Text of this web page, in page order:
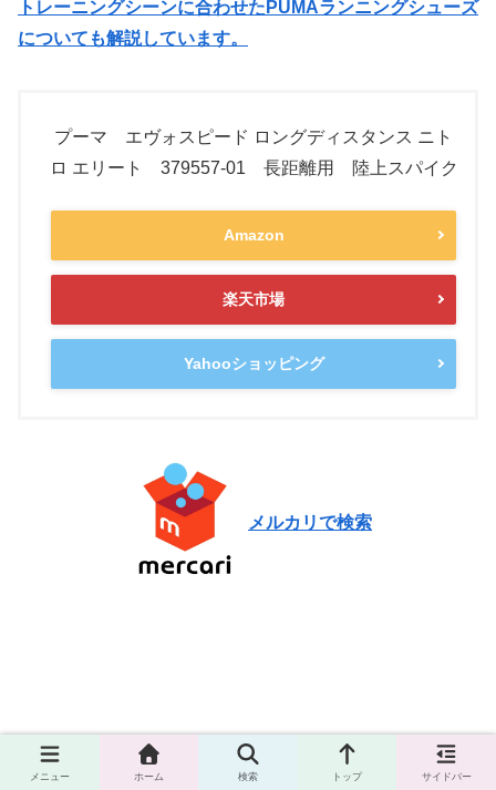
トレーニングシーンに合わせたPUMAランニングシューズ
についても解説しています。
プーマ エヴォスピード ロングディスタンス ニト
ロ エリート 379557-01 長距離用 陸上スパイク
Amazon
楽天市場
Yahooショッピング
メルカリで検索
ニューバランス FuelCell MD-X
メニュー ホーム 検索 トップ サイドバー